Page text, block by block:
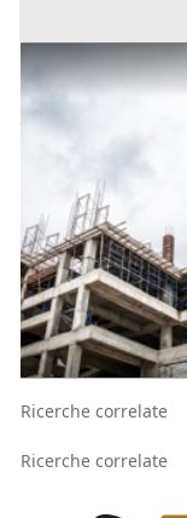
Porzione di
all'asta a Padova
(Padova)
Offerta minima
184.320 €
Codice asta:
Asta chiusa
1
Ricerche correlate
Ricerche correlate